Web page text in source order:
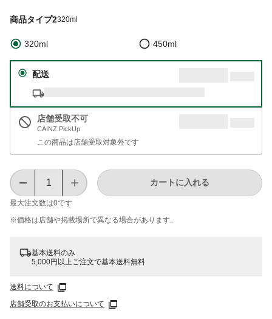
商品タイプ2320ml
320ml 450ml
配送
店舗受取不可
CAINZ PickUp
この商品は店舗受取対象外です
最大注文数は0です
カートに入れる
※価格は​店舗や​掲載場所で​異なる​場合が​あります。
基本送料のみ
5,000円以上ご注文で基本送料無料
送料について
店舗受取のお支払いについて